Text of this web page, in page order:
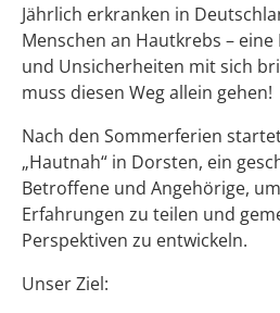
Jährlich erkranken in
Menschen an Hautkrebs –
und Unsicherheiten mit sich
muss diesen Weg allein gehen!
Nach den Sommerferien
„Hautnah“ in Dorsten, ein
Betroffene und Angehörige,
Erfahrungen zu teilen und
Perspektiven zu entwickeln.
Unser Ziel: